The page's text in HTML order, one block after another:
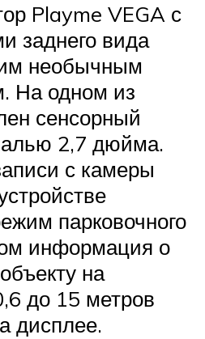
Playme VEGA с
заднего вида
необычным
На одном из
сенсорный
2,7 дюйма.
с камеры
парковочного
информация о
на
до 15 метров
дисплее.